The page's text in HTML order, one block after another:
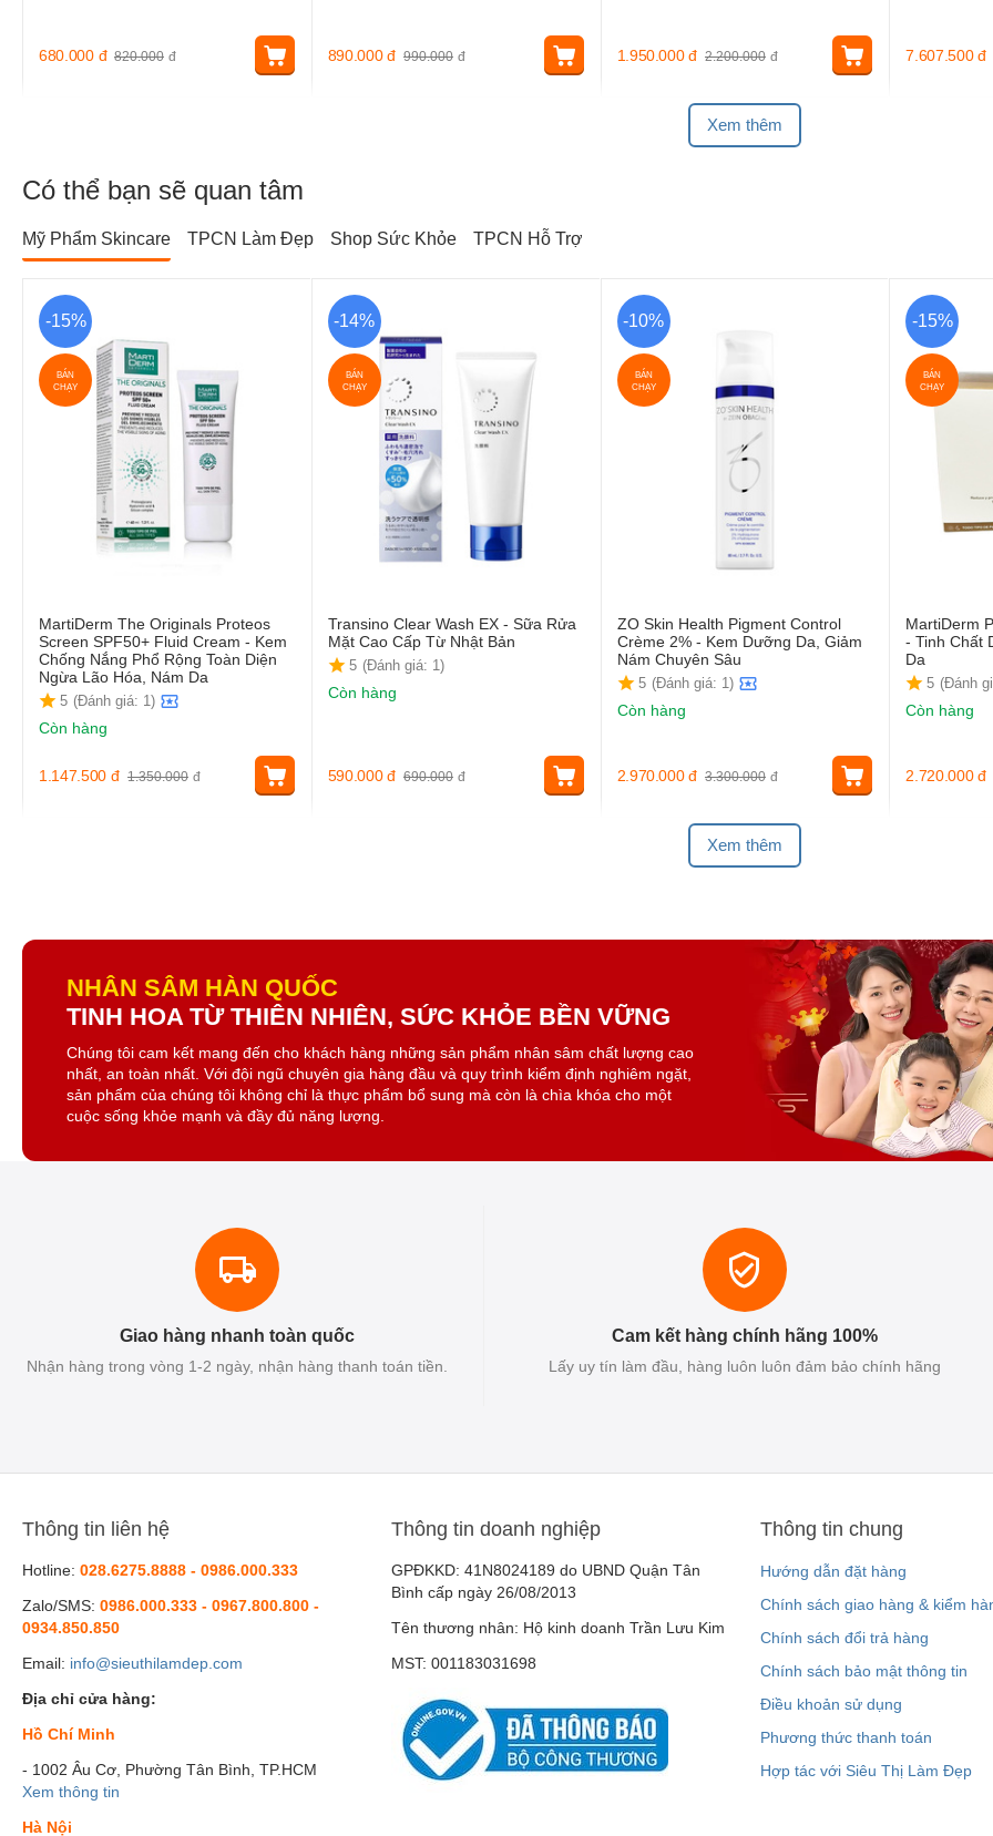
820.000 đ
680.000 đ 990.000 đ
890.000 đ 2.200.000 đ
1.950.000 đ 7.607.500 đ
Xem thêm
Có thể bạn sẽ quan tâm
Mỹ Phẩm Skincare TPCN Làm Đẹp Shop Sức Khỏe TPCN Hỗ Trợ
-15%
BÁN
CHẠY
MartiDerm The Originals Proteos
Screen SPF50+ Fluid Cream - Kem
Chống Nắng Phổ Rộng Toàn Diện
Ngừa Lão Hóa, Nám Da
5 (Đánh giá: 1)
Còn hàng
1.350.000 đ
1.147.500 đ
-14%
BÁN
CHẠY
Transino Clear Wash EX - Sữa Rửa
Mặt Cao Cấp Từ Nhật Bản
5 (Đánh giá: 1)
Còn hàng
690.000 đ
590.000 đ
-10%
BÁN
CHẠY
ZO Skin Health Pigment Control
Crème 2% - Kem Dưỡng Da, Giảm
Nám Chuyên Sâu
5 (Đánh giá: 1)
Còn hàng
3.300.000 đ
2.970.000 đ
-15%
BÁN
CHẠY
MartiDerm
- Tinh Chất
Da
5 (Đánh
Còn hàng
2.720.000 đ
Xem thêm
NHÂN SÂM HÀN QUỐC
TINH HOA TỪ THIÊN NHIÊN, SỨC KHỎE BỀN VỮNG
Chúng tôi cam kết mang đến cho khách hàng những sản phẩm nhân sâm chất lượng cao
nhất, an toàn nhất. Với đội ngũ chuyên gia hàng đầu và quy trình kiểm định nghiêm ngặt,
sản phẩm của chúng tôi không chỉ là thực phẩm bổ sung mà còn là chìa khóa cho một
cuộc sống khỏe mạnh và đầy đủ năng lượng.
Giao hàng nhanh toàn quốc
Nhận hàng trong vòng 1-2 ngày, nhận hàng thanh toán tiền.
Cam kết hàng chính hãng 100%
Lấy uy tín làm đầu, hàng luôn luôn đảm bảo chính hãng
Thông tin liên hệ
Hotline: 028.6275.8888 - 0986.000.333
Zalo/SMS: 0986.000.333 - 0967.800.800 -
0934.850.850
Email: info@sieuthilamdep.com
Địa chỉ cửa hàng:
Hồ Chí Minh
- 1002 Âu Cơ, Phường Tân Bình, TP.HCM
Xem thông tin
Hà Nội
Thông tin doanh nghiệp
GPĐKKD: 41N8024189 do UBND Quận Tân
Bình cấp ngày 26/08/2013
Tên thương nhân: Hộ kinh doanh Trần Lưu Kim
MST: 001183031698
Thông tin chung
Hướng dẫn đặt hàng
Chính sách giao hàng & kiểm
Chính sách đổi trả hàng
Chính sách bảo mật thông tin
Điều khoản sử dụng
Phương thức thanh toán
Hợp tác với Siêu Thị Làm Đẹp